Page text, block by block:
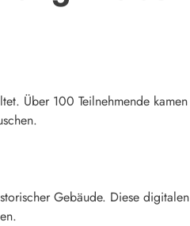
Über 100 Teilnehmende kamen
Gebäude. Diese digitalen